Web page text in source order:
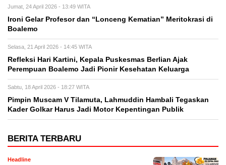
Jumat, 24 April 2026 - 13:49 WITA
Ironi Gelar Profesor dan “Lonceng Kematian” Meritokrasi di
Boalemo
Selasa, 21 April 2026 - 14:45 WITA
Refleksi Hari Kartini, Kepala Puskesmas Berlian Ajak
Perempuan Boalemo Jadi Pionir Kesehatan Keluarga
Sabtu, 18 April 2026 - 18:27 WITA
Pimpin Muscam V Tilamuta, Lahmuddin Hambali Tegaskan
Kader Golkar Harus Jadi Motor Kepentingan Publik
BERITA TERBARU
Headline